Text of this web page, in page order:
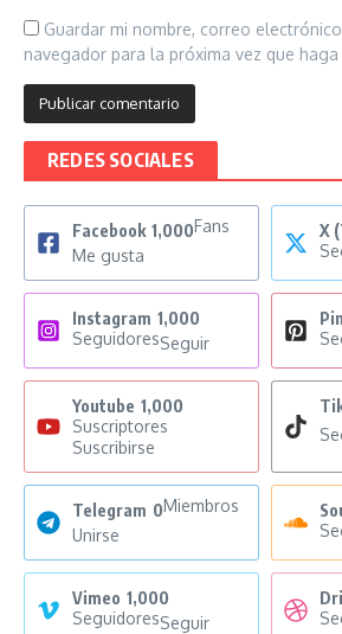
Guardar mi nombre, correo
navegador para la próxima vez que
REDES SOCIALES
Facebook 1,000Fans
Me gusta
X
Instagram 1,000
SeguidoresSeguir
Youtube 1,000
Suscriptores
Suscribirse
Telegram 0Miembros
Unirse
Vimeo 1,000
SeguidoresSeguir